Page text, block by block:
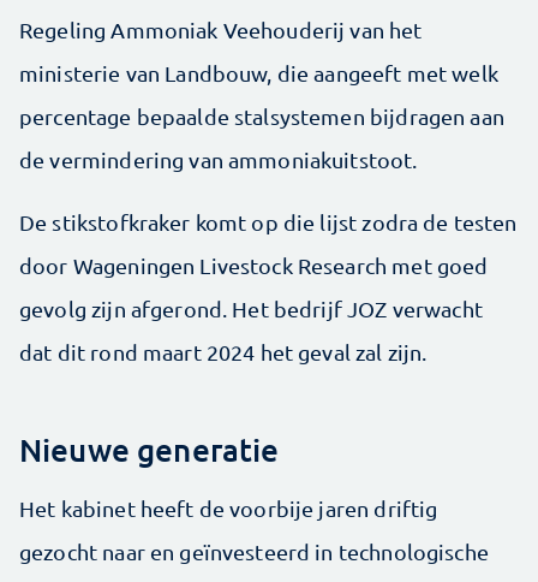
Regeling Ammoniak Veehouderij van het
ministerie van Landbouw, die aangeeft met welk
percentage bepaalde stalsystemen bijdragen aan
de vermindering van ammoniakuitstoot.
De stikstofkraker komt op die lijst zodra de testen
door Wageningen Livestock Research met goed
gevolg zijn afgerond. Het bedrijf JOZ verwacht
dat dit rond maart 2024 het geval zal zijn.
Nieuwe generatie
Het kabinet heeft de voorbije jaren driftig
gezocht naar en geïnvesteerd in technologische